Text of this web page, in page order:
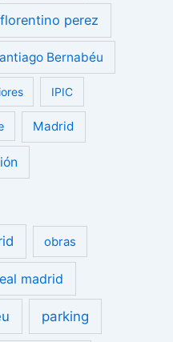
florentino perez
Bernabéu
IPIC
Madrid
obras
madrid
parking